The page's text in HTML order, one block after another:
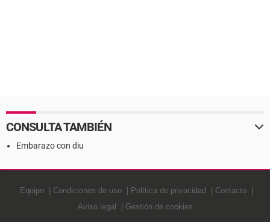
CONSULTA TAMBIÉN
Embarazo con diu
Equipo Condiciones de uso Política de privacidad
Contacto
Aviso legal
Gestión de cookies